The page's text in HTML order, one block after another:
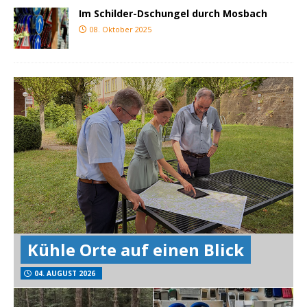
Im Schilder-Dschungel durch Mosbach
08. Oktober 2025
Kühle Orte auf einen Blick
04. AUGUST 2026